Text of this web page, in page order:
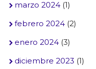
marzo 2024(1)
febrero 2024(2)
enero 2024(3)
diciembre 2023 (1)